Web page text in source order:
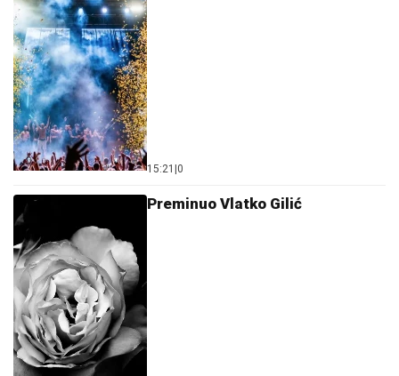
15:21 0
Preminuo Vlatko Gilić